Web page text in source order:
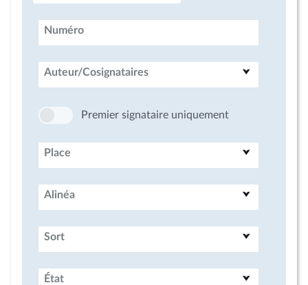
Numéro
Auteur/Cosignataires
Premier signataire uniquement
Place
Alinéa
Sort
État